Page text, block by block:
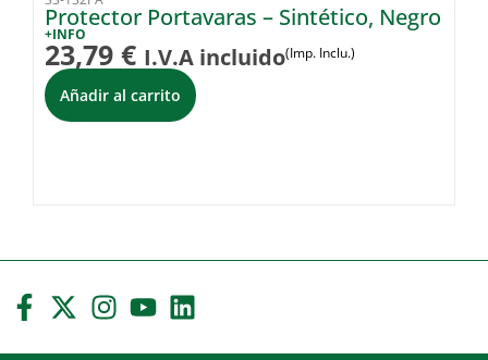
Protector Portavaras – Sintético, Negro
+INFO
23,79 € I.V.A incluido(Imp. Inclu.)
Añadir al carrito